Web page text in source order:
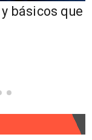
básicos que